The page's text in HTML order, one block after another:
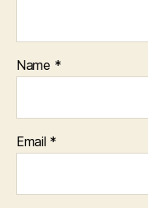
Name *
Email *